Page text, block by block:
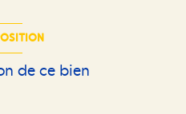
de ce bien